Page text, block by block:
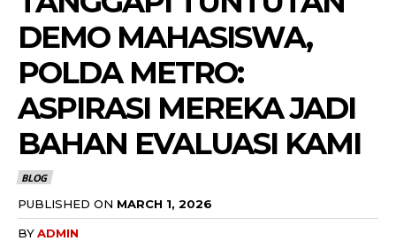
DEMO MAHASISWA,
POLDA METRO:
ASPIRASI MEREKA JADI
BAHAN EVALUASI KAMI
BLOG
PUBLISHED ON MARCH 1, 2026
BYADMIN